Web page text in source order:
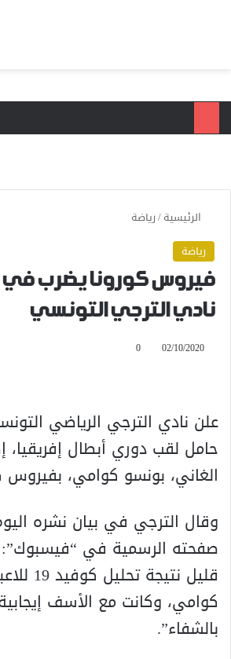
الرئيسية/رياضة
رياضة
فيروس كورونا يضرب
نادي الترجي التونسي
02/10/2020
0
علن نادي الترجي الرياضي
حامل لقب دوري أبطال إفريقيا،
الغاني، بونسو كوامي، بفيروس
وقال الترجي في بيان نشره
صفحته الرسمية في
قليل
كوامي، وكانت مع الأسف
بالشفاء”.